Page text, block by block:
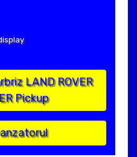
LAND ROVER
Pickup